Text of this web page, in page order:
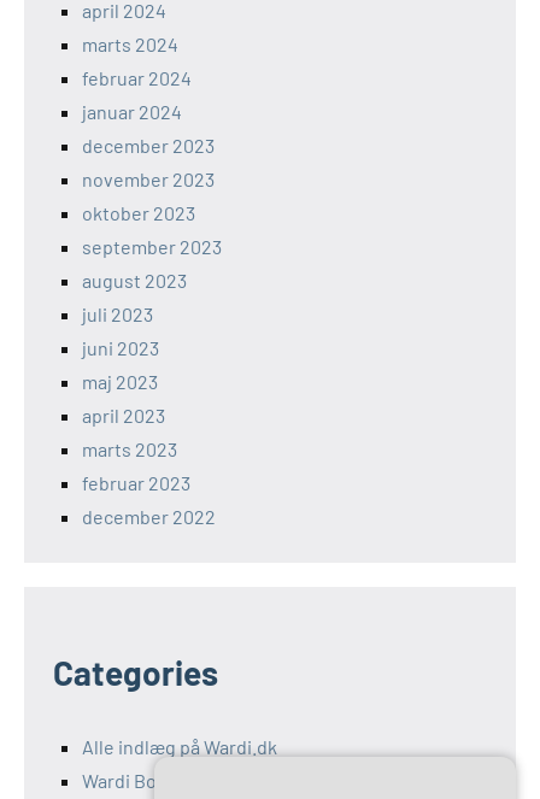
april 2024
marts 2024
februar 2024
januar 2024
december 2023
november 2023
oktober 2023
september 2023
august 2023
juli 2023
juni 2023
maj 2023
april 2023
marts 2023
februar 2023
december 2022
Categories
Alle indlæg på Wardi.dk
Wardi Bolig